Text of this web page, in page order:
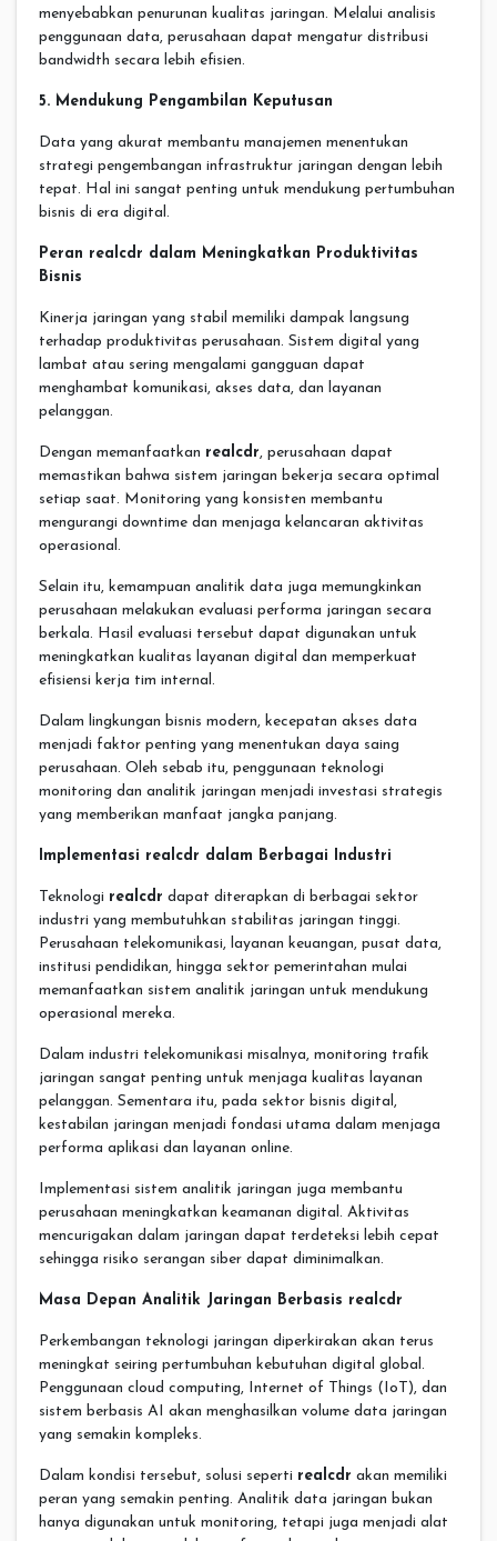
menyebabkan penurunan kualitas jaringan. Melalui analisis
penggunaan data, perusahaan dapat mengatur distribusi
bandwidth secara lebih efisien.
5. Mendukung Pengambilan Keputusan
Data yang akurat membantu manajemen menentukan
strategi pengembangan infrastruktur jaringan dengan lebih
tepat. Hal ini sangat penting untuk mendukung pertumbuhan
bisnis di era digital.
Peran realcdr dalam Meningkatkan Produktivitas
Bisnis
Kinerja jaringan yang stabil memiliki dampak langsung
terhadap produktivitas perusahaan. Sistem digital yang
lambat atau sering mengalami gangguan dapat
menghambat komunikasi, akses data, dan layanan
pelanggan.
Dengan memanfaatkan realcdr, perusahaan dapat
memastikan bahwa sistem jaringan bekerja secara optimal
setiap saat. Monitoring yang konsisten membantu
mengurangi downtime dan menjaga kelancaran aktivitas
operasional.
Selain itu, kemampuan analitik data juga memungkinkan
perusahaan melakukan evaluasi performa jaringan secara
berkala. Hasil evaluasi tersebut dapat digunakan untuk
meningkatkan kualitas layanan digital dan memperkuat
efisiensi kerja tim internal.
Dalam lingkungan bisnis modern, kecepatan akses data
menjadi faktor penting yang menentukan daya saing
perusahaan. Oleh sebab itu, penggunaan teknologi
monitoring dan analitik jaringan menjadi investasi strategis
yang memberikan manfaat jangka panjang.
Implementasi realcdr dalam Berbagai Industri
Teknologi realcdr dapat diterapkan di berbagai sektor
industri yang membutuhkan stabilitas jaringan tinggi.
Perusahaan telekomunikasi, layanan keuangan, pusat data,
institusi pendidikan, hingga sektor pemerintahan mulai
memanfaatkan sistem analitik jaringan untuk mendukung
operasional mereka.
Dalam industri telekomunikasi misalnya, monitoring trafik
jaringan sangat penting untuk menjaga kualitas layanan
pelanggan. Sementara itu, pada sektor bisnis digital,
kestabilan jaringan menjadi fondasi utama dalam menjaga
performa aplikasi dan layanan online.
Implementasi sistem analitik jaringan juga membantu
perusahaan meningkatkan keamanan digital. Aktivitas
mencurigakan dalam jaringan dapat terdeteksi lebih cepat
sehingga risiko serangan siber dapat diminimalkan.
Masa Depan Analitik Jaringan Berbasis realcdr
Perkembangan teknologi jaringan diperkirakan akan terus
meningkat seiring pertumbuhan kebutuhan digital global.
Penggunaan cloud computing, Internet of Things (IoT), dan
sistem berbasis AI akan menghasilkan volume data jaringan
yang semakin kompleks.
Dalam kondisi tersebut, solusi seperti realcdr akan memiliki
peran yang semakin penting. Analitik data jaringan bukan
hanya digunakan untuk monitoring, tetapi juga menjadi alat